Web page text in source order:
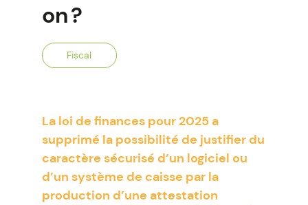
on ?
Fiscal
La loi de finances pour 2025 a
supprimé la possibilité de justifier du
caractère sécurisé d’un logiciel ou
d’un système de caisse par la
production d’une attestation